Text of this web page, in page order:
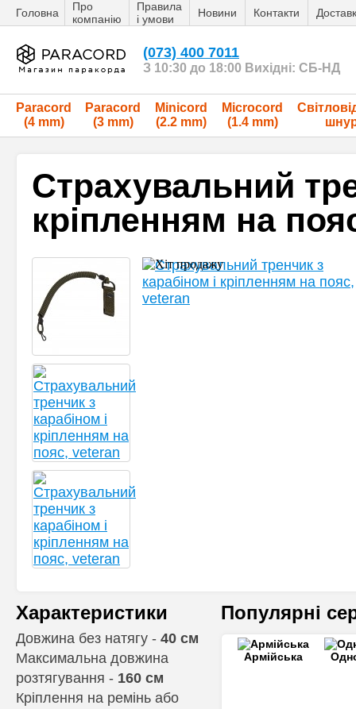
Головна
Про
компанію
Правила
і умови
Новини Контакти
(073) 400 7011
З 10:30 до 18:00 Вихідні: СБ-НД
Paracord
(4 mm)
Paracord
(3 mm)
Minicord
(2.2 mm)
Microcord
(1.4 mm)
Страхувальний
кріпленням на
Характеристики
Довжина без натягу - 40 см
Максимальна довжина
розтягування - 160 см
Кріплення на ремінь або
Популярні
Армійська